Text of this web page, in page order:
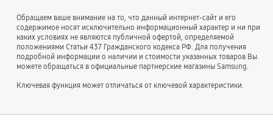
Обращаем ваше внимание на то, что данный интернет-сайт и его
содержимое носят исключительно информационный характер и ни при
каких условиях не являются публичной офертой, определяемой
положениями Статьи 437 Гражданского кодекса РФ. Для получения
подробной информации о наличии и стоимости указанных товаров Вы
можете обращаться в официальные партнерские магазины Samsung.
Ключевая функция может отличаться от ключевой характеристики.